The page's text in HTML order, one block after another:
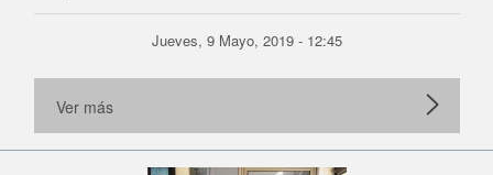
Jueves, 9 Mayo, 2019 - 12:45
Ver más